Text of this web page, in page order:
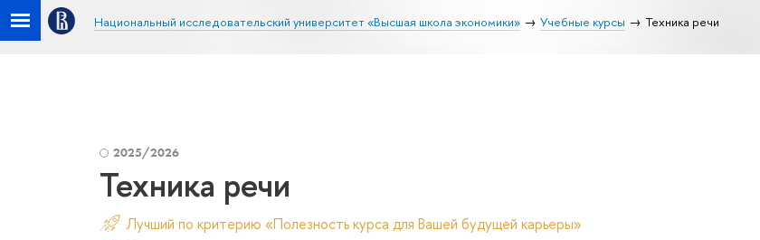
Национальный исследовательский университет «Высшая школа экономики» Учебные курсы Техника речи
2025/2026
Техника речи
Лучший по критерию «Полезность курса для Вашей будущей карьеры»